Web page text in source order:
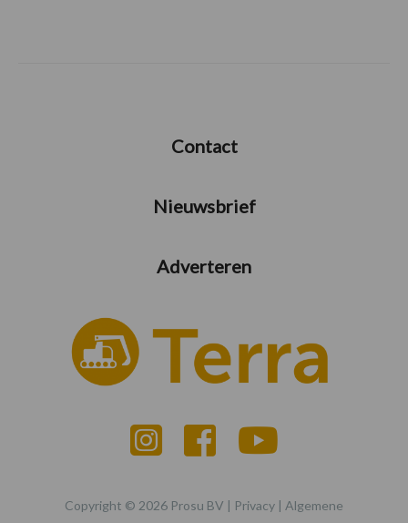
Contact
Nieuwsbrief
Adverteren
Copyright © 2026 Prosu BV | Privacy | Algemene